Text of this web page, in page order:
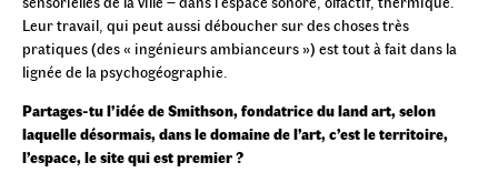
Leur travail, qui peut aussi déboucher sur des choses très
pratiques (des « ingénieurs ambianceurs ») est tout à fait dans la
lignée de la psychogéographie.
Partages-tu l’idée de Smithson, fondatrice du land art, selon
laquelle désormais, dans le domaine de l’art, c’est le territoire,
l’espace, le site qui est premier ?